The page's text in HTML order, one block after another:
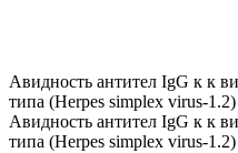
Авидность антител IgG к к
типа (Herpes simplex virus-1.2)
Авидность антител IgG к к
типа (Herpes simplex virus-1.2)